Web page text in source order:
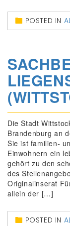
POSTED IN
Die Stadt
Brandenburg an
Sie ist familien-
Einwohnern ein
gehört zu den
des
Originalinserat
allein der […]
POSTED IN